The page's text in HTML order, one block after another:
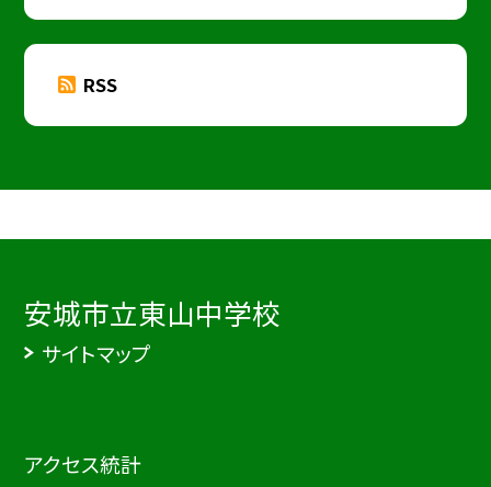
RSS
安城市立東山中学校
サイトマップ
アクセス統計